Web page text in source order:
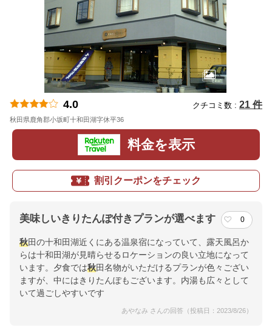
4.0 クチコミ数 : 21 件
秋田県鹿角郡小坂町十和田湖字休平36
料金を表示
割引クーポンをチェック
美味しいきりたんぽ付きプランが選べます 0
秋田の十和田湖近くにある温泉宿になっていて、露天風呂か
らは十和田湖が見晴らせるロケーションの良い立地になって
います。夕食では秋田名物がいただけるプランが色々ござい
ますが、中にはきりたんぽもございます。内湯も広々として
いて過ごしやすいです
あやなみ さんの回答（投稿日：2023/8/26）